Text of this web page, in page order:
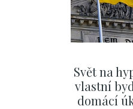
Svět na
vlastní
domácí